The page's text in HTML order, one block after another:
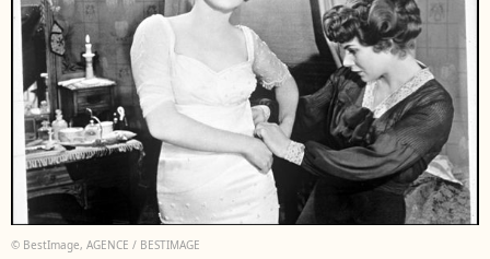
© BestImage, AGENCE / BESTIMAGE